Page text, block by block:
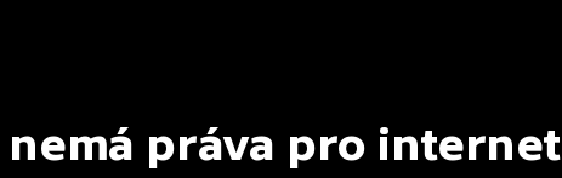
nemá práva pro internet